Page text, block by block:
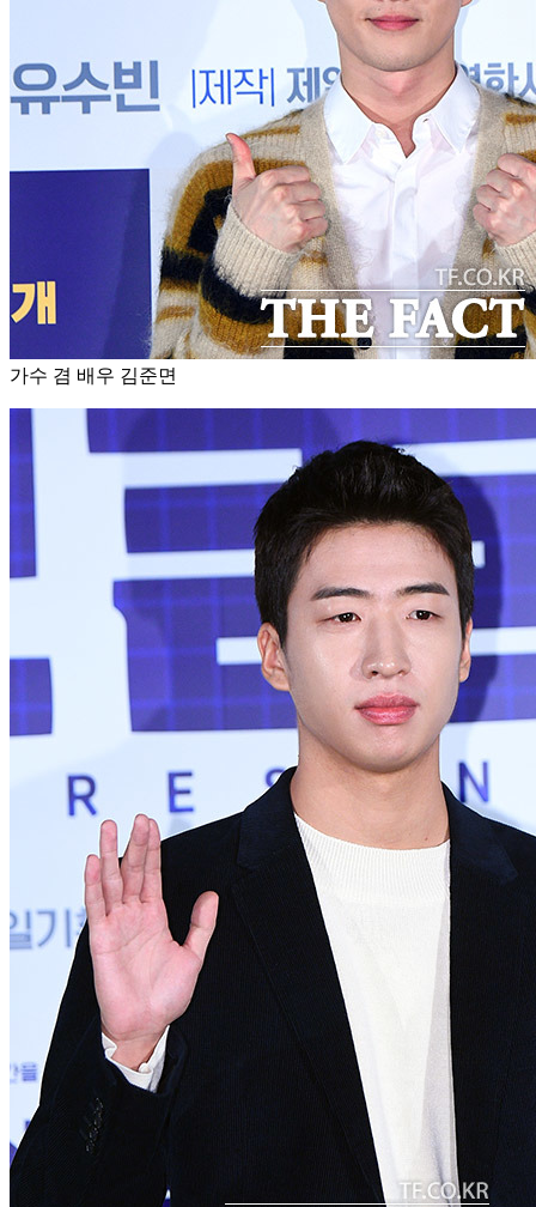
가수 겸 배우 김준면